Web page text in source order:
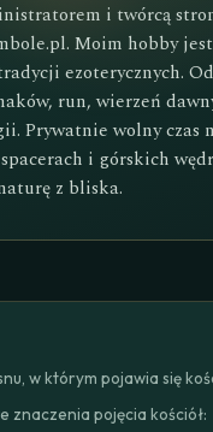
i twórcą
Moim hobby
ezoterycznych.
run, wierzeń
Prywatnie wolny czas
i górskich
z bliska.
w którym pojawia się
znaczenia pojęcia kościół: